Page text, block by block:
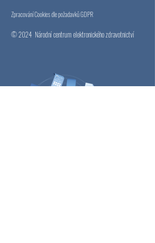
Zpracování Cookies dle požadavků GDPR
© 2024 Národní centrum elektronického zdravotnictví